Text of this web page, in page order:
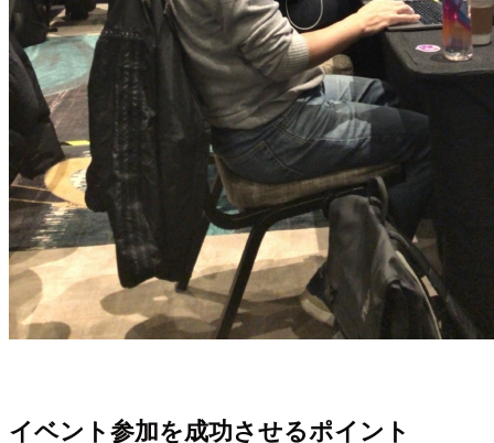
イベント参加を成功させるポイント